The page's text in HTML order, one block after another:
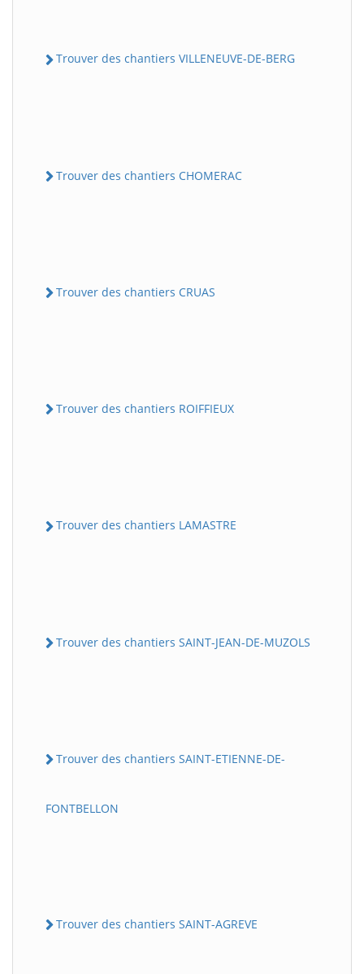
Trouver des chantiers VILLENEUVE-DE-BERG
Trouver des chantiers CHOMERAC
Trouver des chantiers CRUAS
Trouver des chantiers ROIFFIEUX
Trouver des chantiers LAMASTRE
Trouver des chantiers SAINT-JEAN-DE-MUZOLS
Trouver des chantiers SAINT-ETIENNE-DE-
FONTBELLON
Trouver des chantiers SAINT-AGREVE